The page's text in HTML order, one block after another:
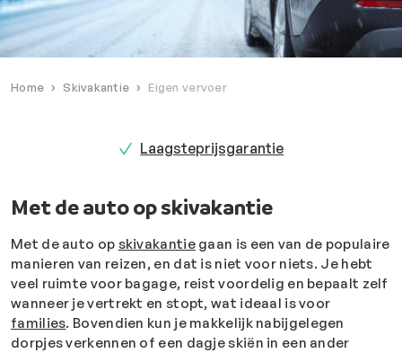
Home Skivakantie Eigen vervoer
Laagsteprijsgarantie
Met de auto op skivakantie
Met de auto op skivakantiegaan is een van de populaire
manieren van reizen, en dat is niet voor niets. Je hebt
veel ruimte voor bagage, reist voordelig en bepaalt zelf
wanneer je vertrekt en stopt, wat ideaal is voor
families. Bovendien kun je makkelijk nabijgelegen
dorpjes verkennen of een dagje skiën in een ander